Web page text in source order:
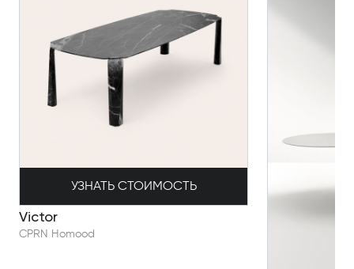
УЗНАТЬ СТОИМОСТЬ
Victor
CPRN Homood